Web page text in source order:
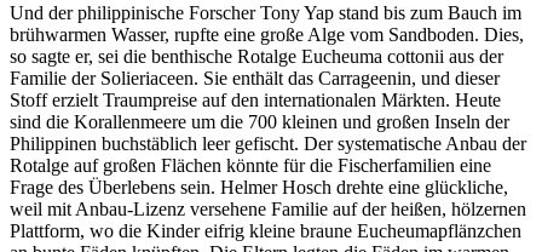
Und der philippinische Forscher Tony Yap stand bis zum Bauch im
brühwarmen Wasser, rupfte eine große Alge vom Sandboden. Dies,
so sagte er, sei die benthische Rotalge Eucheuma cottonii aus der
Familie der Solieriaceen. Sie enthält das Carrageenin, und dieser
Stoff erzielt Traumpreise auf den internationalen Märkten. Heute
sind die Korallenmeere um die 700 kleinen und großen Inseln der
Philippinen buchstäblich leer gefischt. Der systematische Anbau der
Rotalge auf großen Flächen könnte für die Fischerfamilien eine
Frage des Überlebens sein. Helmer Hosch drehte eine glückliche,
weil mit Anbau-Lizenz versehene Familie auf der heißen, hölzernen
Plattform, wo die Kinder eifrig kleine braune Eucheumapflänzchen